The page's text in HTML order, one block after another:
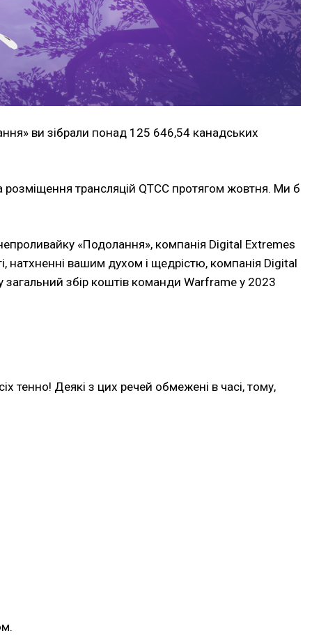
ви зібрали понад 125 646,54 канадських
трансляцій QTCC протягом жовтня. Ми б
«Подолання», компанія Digital Extremes
натхненні вашим духом і щедрістю, компанія Digital
збір коштів команди Warframe у 2023
тенно! Деякі з цих речей обмежені в часі, тому,